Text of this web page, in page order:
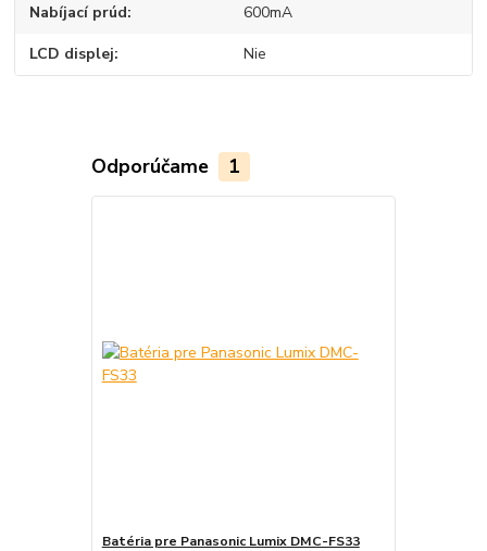
Nabíjací prúd 600mA
LCD displej Nie
Odporúčame 1
Batéria pre Panasonic Lumix DMC-FS33